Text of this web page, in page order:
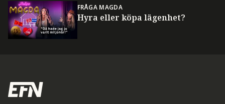
FRÅGA MAGDA
Hyra eller köpa lägenhet?